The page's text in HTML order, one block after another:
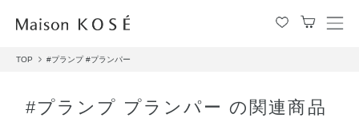
メ
TOP #プランプ #プランパー
#プランプ プランパー の関連商品